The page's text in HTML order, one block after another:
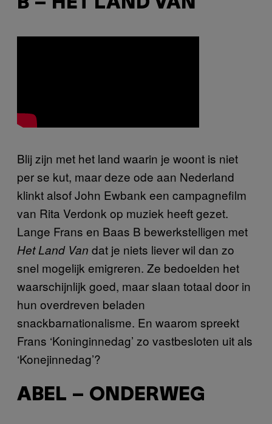
Blij zijn met het land waarin je woont is niet
per se kut, maar deze ode aan Nederland
klinkt alsof John Ewbank een campagnefilm
van Rita Verdonk op muziek heeft gezet.
Lange Frans en Baas B bewerkstelligen met
Het Land Van dat je niets liever wil dan zo
snel mogelijk emigreren. Ze bedoelden het
waarschijnlijk goed, maar slaan totaal door in
hun overdreven beladen
snackbarnationalisme. En waarom spreekt
Frans ‘Koninginnedag’ zo vastbesloten uit als
‘Konejinnedag’?
ABEL – ONDERWEG